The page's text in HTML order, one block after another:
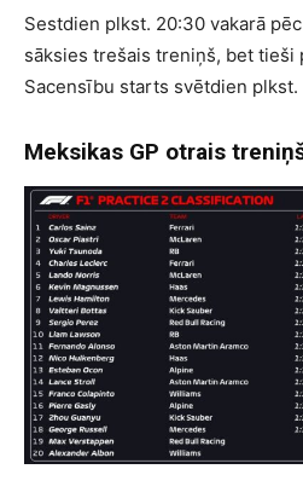
Sestdien plkst. 20:30 vakarā
sāksies trešais treniņš, bet tieši
Sacensību starts svētdien plkst.
Meksikas GP otrais